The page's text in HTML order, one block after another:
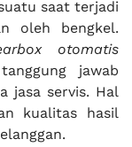
saat terjadi
oleh bengkel.
otomatis
jawab
jasa servis. Hal
kualitas hasil